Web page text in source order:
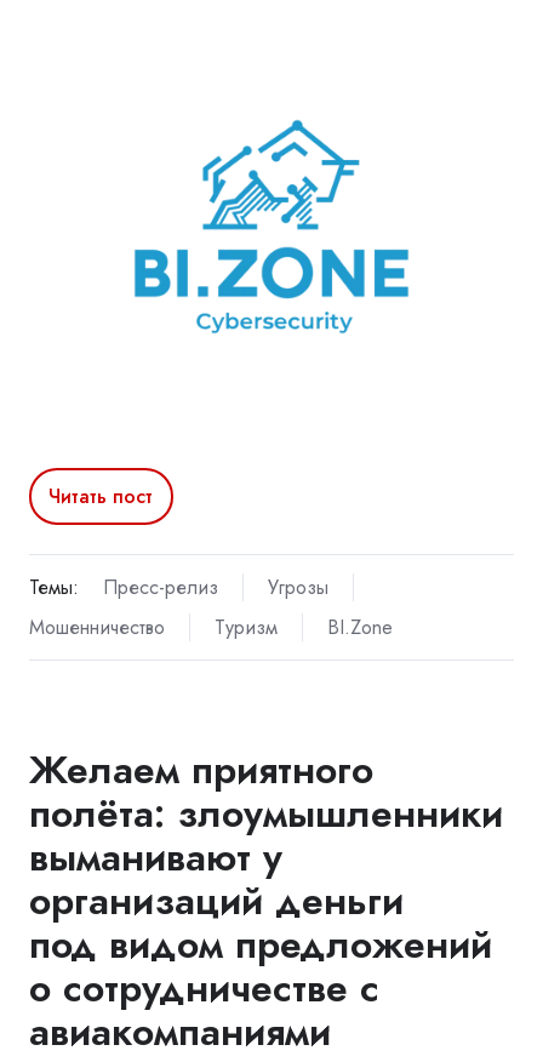
Читать пост
Темы: Пресс-релиз
Угрозы
Мошенничество
Туризм BI.Zone
Желаем приятного
полёта: злоумышленники
выманивают у
организаций деньги
под видом предложений
о сотрудничестве с
авиакомпаниями